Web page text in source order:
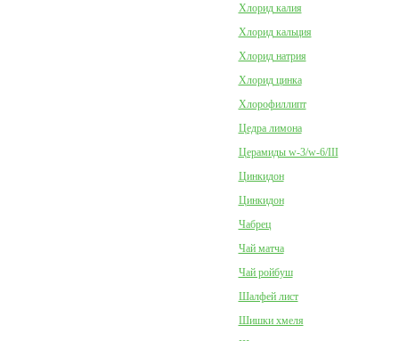
Хлорид калия
Хлорид кальция
Хлорид натрия
Хлорид цинка
Хлорофиллипт
Цедра лимона
Церамиды w-3/w-6/III
Цинкидон
Цинкидон
Чабрец
Чай матча
Чай ройбуш
Шалфей лист
Шишки хмеля